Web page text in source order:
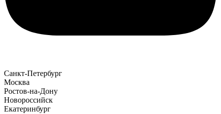
Санкт-Петербург
Москва
Ростов-на-Дону
Новороссийск
Екатеринбург